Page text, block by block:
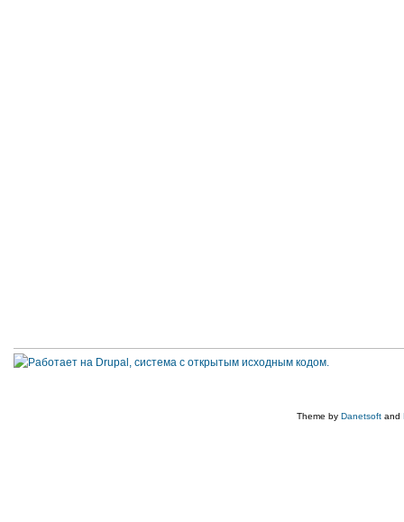
Theme by Danetsoft and